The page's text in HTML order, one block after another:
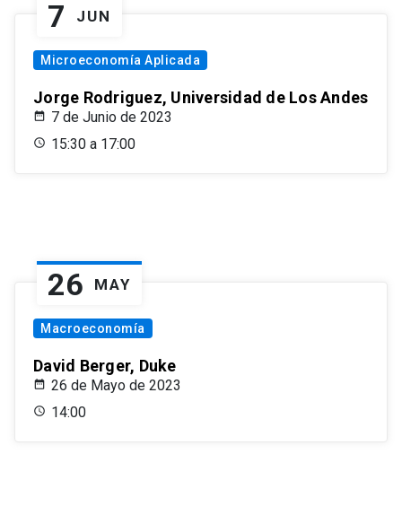
7 JUN
Microeconomía Aplicada
Jorge Rodriguez, Universidad de Los Andes
7 de Junio de 2023
15:30 a 17:00
26 MAY
Macroeconomía
David Berger, Duke
26 de Mayo de 2023
14:00